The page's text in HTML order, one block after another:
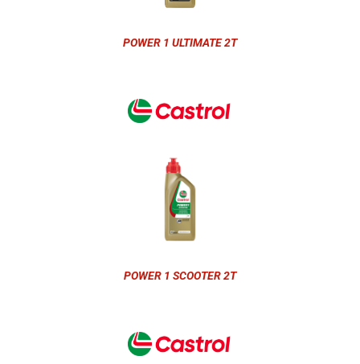
POWER 1 ULTIMATE 2T
POWER 1 SCOOTER 2T